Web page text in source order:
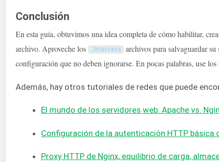
Conclusión
En esta guía, obtuvimos una idea completa de cómo habilitar,
archivo. Aproveche los
. htaccess archivos para salvaguardar
configuración que no deben ignorarse. En pocas palabras, use los
Además, hay otros tutoriales de redes que puede
El mundo de los servidores web: Apache vs.
Configuración de la autenticación HTTP básica
Proxy HTTP de Nginx, equilibrio de carga,